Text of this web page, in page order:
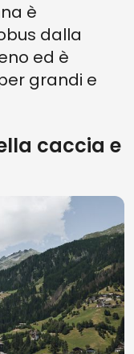
è
dalla
ed è
grandi e
caccia e